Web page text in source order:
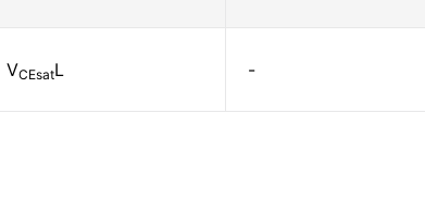
VCEsatL -